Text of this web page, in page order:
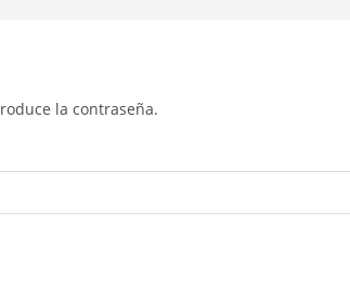
la contraseña.